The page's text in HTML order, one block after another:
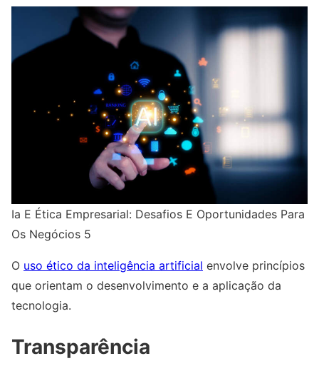
Ia E Ética Empresarial: Desafios E Oportunidades Para
Os Negócios 5
O uso ético da inteligência artificial envolve princípios
que orientam o desenvolvimento e a aplicação da
tecnologia.
Transparência